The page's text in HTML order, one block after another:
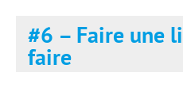
#6 – Faire une
faire